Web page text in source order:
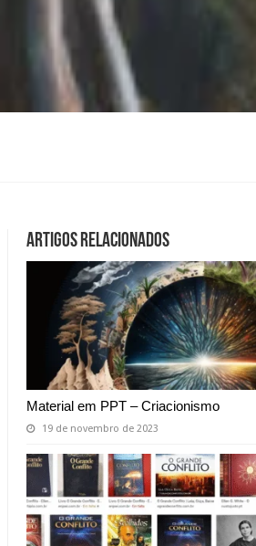
Artigos relacionados
Material em PPT – Criacionismo
19 de novembro de 2023